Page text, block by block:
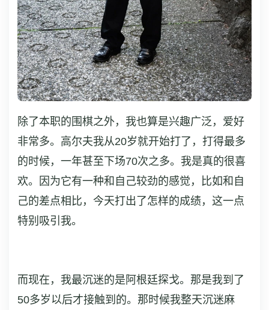
除了本职的围棋之外，我也算是兴趣广泛，爱好
非常多。高尔夫我从20岁就开始打了，打得最多
的时候，一年甚至下场70次之多。我是真的很喜
欢。因为它有一种和自己较劲的感觉，比如和自
己的差点相比，今天打出了怎样的成绩，这一点
特别吸引我。
而现在，我最沉迷的是阿根廷探戈。那是我到了
50多岁以后才接触到的。那时候我整天沉迷麻